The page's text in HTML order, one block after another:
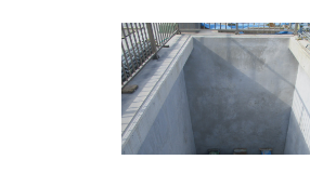
ES-3工法
（素地調整材無し）
下水道事業団D種適合
LV D工法
補強材2プライ積層＋ビニルエステル樹脂
ゴムチップ
ウレタン系